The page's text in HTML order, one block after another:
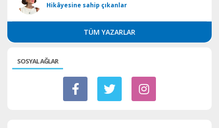
Hikâyesine sahip çıkanlar
TÜM YAZARLAR
SOSYAL AĞLAR